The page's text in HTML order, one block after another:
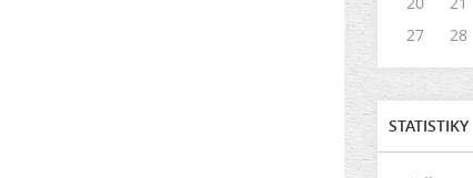
27
28
STATISTIKY